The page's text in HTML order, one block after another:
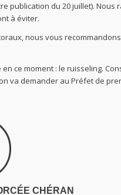
publication du 20 juillet). Nous
à éviter.
nous vous
ce moment : le ruisseling.
va demander au Préfet de
CHÉRAN